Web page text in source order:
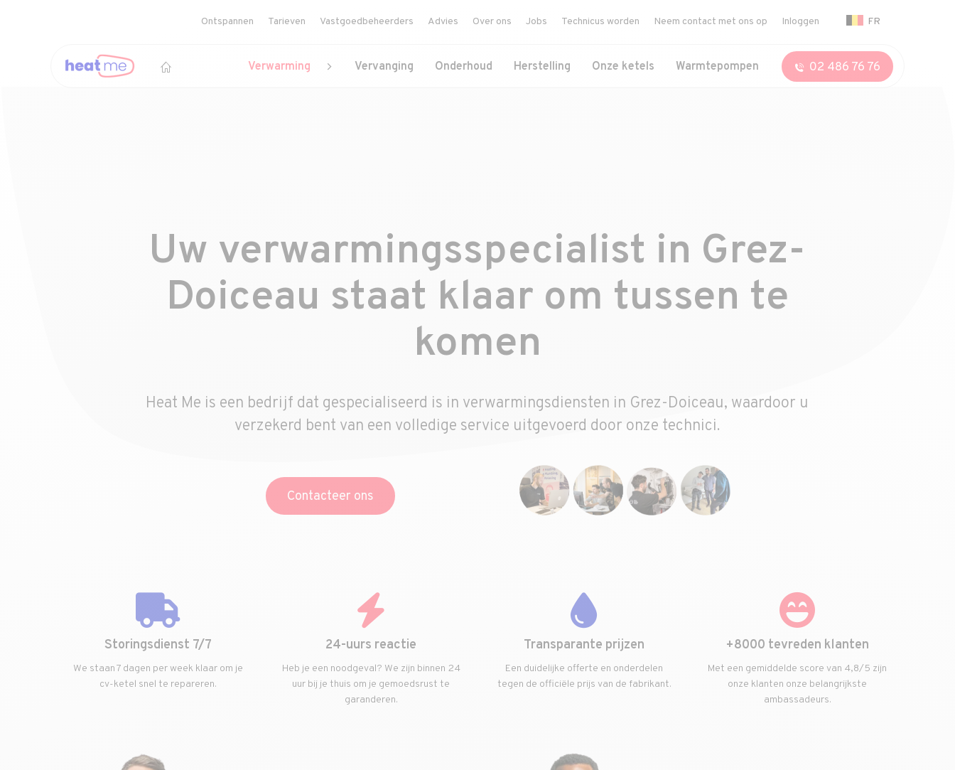
Ontspannen Tarieven Vastgoedbeheerders Advies Over ons Jobs Technicus worden Neem contact met ons op Inloggen FR
Verwarming Vervanging Onderhoud Herstelling Onze ketels Warmtepompen 02 486 76 76
Uw verwarmingsspecialist in Grez-
Doiceau staat klaar om tussen te
komen
Heat Me is een bedrijf dat gespecialiseerd is in verwarmingsdiensten in Grez-Doiceau, waardoor u
verzekerd bent van een volledige service uitgevoerd door onze technici.
Contacteer ons
Storingsdienst 7/7
We staan 7 dagen per week klaar om je
cv-ketel snel te repareren.
24-uurs reactie
Heb je een noodgeval? We zijn binnen 24
uur bij je thuis om je gemoedsrust te
garanderen.
Transparante prijzen
Een duidelijke offerte en onderdelen
tegen de officiële prijs van de fabrikant.
+8000 tevreden klanten
Met een gemiddelde score van 4,8/5 zijn
onze klanten onze belangrijkste
ambassadeurs.